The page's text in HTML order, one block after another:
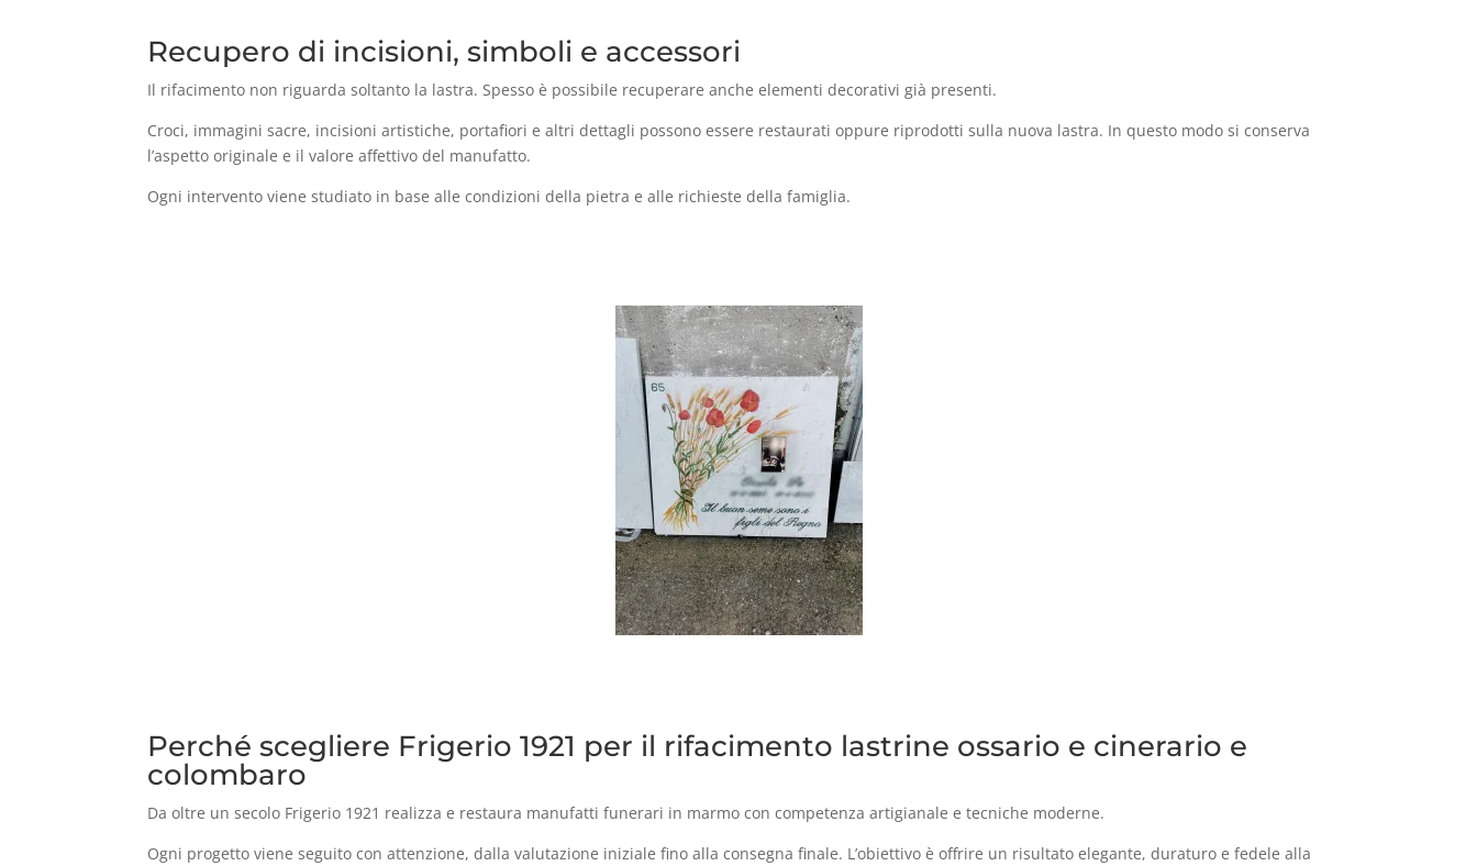
Recupero di incisioni, simboli e accessori
Il rifacimento non riguarda soltanto la lastra. Spesso è possibile recuperare anche elementi decorativi già presenti.
Croci, immagini sacre, incisioni artistiche, portafiori e altri dettagli possono essere restaurati oppure riprodotti sulla nuova lastra. In questo modo si conserva
l’aspetto originale e il valore affettivo del manufatto.
Ogni intervento viene studiato in base alle condizioni della pietra e alle richieste della famiglia.
Perché scegliere Frigerio 1921 per il rifacimento lastrine ossario e cinerario e
colombaro
Da oltre un secolo Frigerio 1921 realizza e restaura manufatti funerari in marmo con competenza artigianale e tecniche moderne.
Ogni progetto viene seguito con attenzione, dalla valutazione iniziale fino alla consegna finale. L’obiettivo è offrire un risultato elegante, duraturo e fedele alla